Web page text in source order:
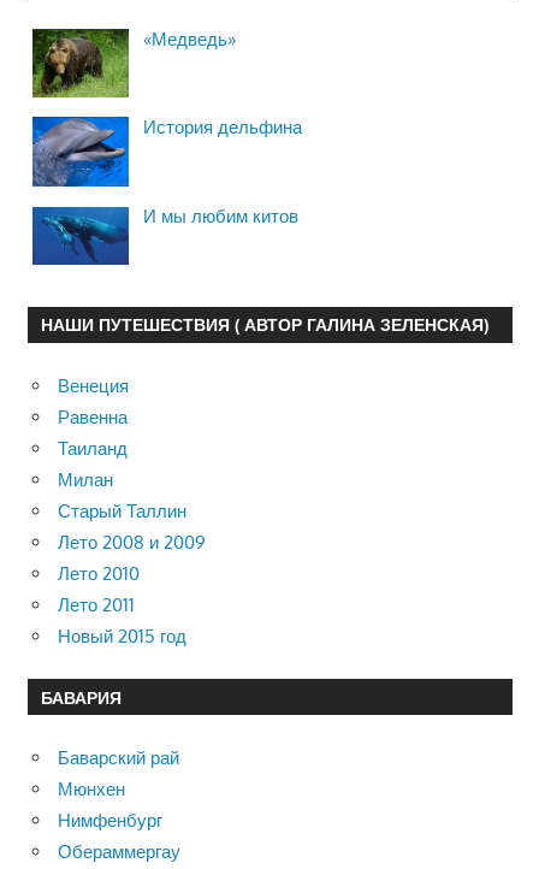
«Медведь»
История дельфина
И мы любим китов
НАШИ ПУТЕШЕСТВИЯ ( АВТОР ГАЛИНА ЗЕЛЕНСКАЯ)
Венеция
Равенна
Таиланд
Милан
Старый Таллин
Лето 2008 и 2009
Лето 2010
Лето 2011
Новый 2015 год
БАВАРИЯ
Баварский рай
Мюнхен
Нимфенбург
Обераммергау